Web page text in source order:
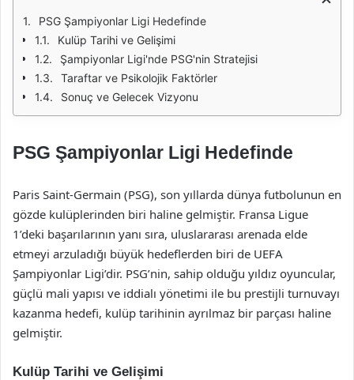
PSG Şampiyonlar Ligi Hedefinde
Kulüp Tarihi ve Gelişimi
Şampiyonlar Ligi'nde PSG'nin Stratejisi
Taraftar ve Psikolojik Faktörler
Sonuç ve Gelecek Vizyonu
PSG Şampiyonlar Ligi Hedefinde
Paris Saint-Germain (PSG), son yıllarda dünya futbolunun en
gözde kulüplerinden biri haline gelmiştir. Fransa Ligue
1’deki başarılarının yanı sıra, uluslararası arenada elde
etmeyi arzuladığı büyük hedeflerden biri de UEFA
Şampiyonlar Ligi’dir. PSG’nin, sahip olduğu yıldız oyuncular,
güçlü mali yapısı ve iddialı yönetimi ile bu prestijli turnuvayı
kazanma hedefi, kulüp tarihinin ayrılmaz bir parçası haline
gelmiştir.
Kulüp Tarihi ve Gelişimi